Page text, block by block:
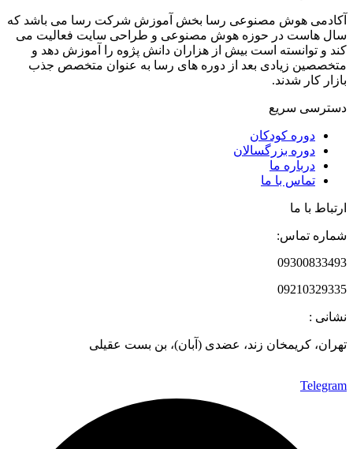
آکادمی هوش مصنوعی رسا بخش آموزش شرکت رسا می باشد که
سال هاست در حوزه هوش مصنوعی و طراحی سایت فعالیت می
کند و توانسته است بیش از هزاران دانش پژوه را آموزش دهد و
متخصصین زیادی بعد از دوره های رسا به عنوان متخصص جذب
بازار کار شدند.
دسترسی سریع
دوره‌ کودکان
دوره‌ بزرگسالان
درباره ما
تماس با ما
ارتباط با ما
شماره تماس:
09300833493
09210329335
نشانی :
تهران، کریمخان زند، عضدی (آبان)، بن بست عقیلی
Telegram